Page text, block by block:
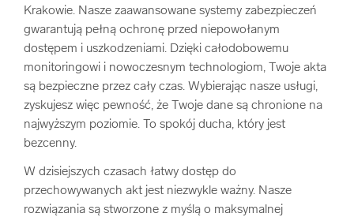
Krakowie. Nasze zaawansowane systemy zabezpieczeń
gwarantują pełną ochronę przed niepowołanym
dostępem i uszkodzeniami. Dzięki całodobowemu
monitoringowi i nowoczesnym technologiom, Twoje akta
są bezpieczne przez cały czas. Wybierając nasze usługi,
zyskujesz więc pewność, że Twoje dane są chronione na
najwyższym poziomie. To spokój ducha, który jest
bezcenny.
W dzisiejszych czasach łatwy dostęp do
przechowywanych akt jest niezwykle ważny. Nasze
rozwiązania są stworzone z myślą o maksymalnej